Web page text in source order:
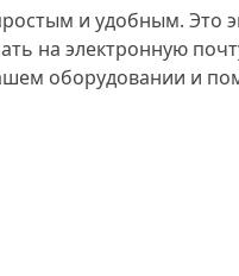
и удобным. Это
на электронную
оборудовании и